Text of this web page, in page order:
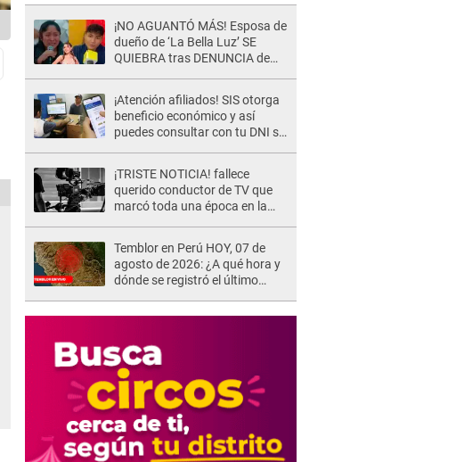
¡NO AGUANTÓ MÁS! Esposa de
dueño de ‘La Bella Luz’ SE
QUIEBRA tras DENUNCIA de
¡Atención afiliados! SIS otorga
beneficio económico y así
puedes consultar con tu DNI si
¡TRISTE NOTICIA! fallece
querido conductor de TV que
marcó toda una época en la
Temblor en Perú HOY, 07 de
agosto de 2026: ¿A qué hora y
dónde se registró el último